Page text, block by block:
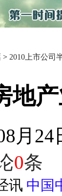
> 2010上市公司
地
月24
0条
讯 中国